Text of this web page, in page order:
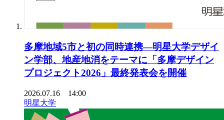
多摩地域5市と初の同時連携―明星大学デザイ
ン学部、地産地消をテーマに「多摩デザイン
プロジェクト2026」最終発表会を開催
2026.07.16 14:00
明星大学